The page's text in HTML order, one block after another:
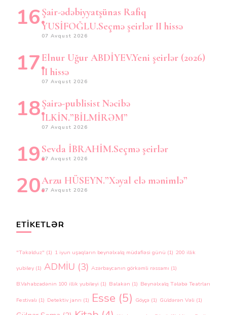
Şair-ədəbiyyatşünas Rafiq
YUSİFOĞLU.Seçmə şeirlər II hissə
07 Avqust 2026
Elnur Uğur ABDİYEV.Yeni şeirlər (2026)
II hissə
07 Avqust 2026
Şairə-publisist Nəcibə
İLKİN.”BİLMİRƏM”
07 Avqust 2026
Sevda İBRAHİM.Seçmə şeirlər
07 Avqust 2026
Arzu HÜSEYN.”Xəyal elə mənimlə”
07 Avqust 2026
ETIKETLƏR
"Təkəlduz" (1) 1 iyun uşaqların beynəlxalq müdafiəsi günü (1) 200 illik
yubiley (1) ADMİU (3) Azərbaycanın görkəmli rəssamı (1)
B.Vahabzadənin 100 illik yubileyi (1) Balakən (1) Beynəlxalq Tələbə Teatrları
Festivalı (1) Detektiv janrı (1) Esse (5) Göyçə (1) Güldərən Vəli (1)